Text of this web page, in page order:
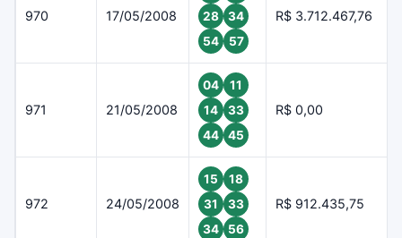
970 17/05/2008
28
34
54
57
R$ 3.712.467,76
971 21/05/2008
04
11
14
33
44
45
R$ 0,00
972 24/05/2008
15
18
31
33
34
56
R$ 912.435,75